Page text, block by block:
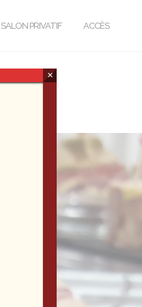
SALON PRIVATIF ACCÈS
×